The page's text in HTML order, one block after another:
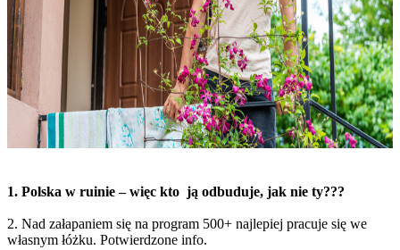
1. Polska w ruinie – więc kto ją odbuduje, jak nie ty???
2. Nad załapaniem się na program 500+ najlepiej pracuje się we
własnym łóżku. Potwierdzone info.